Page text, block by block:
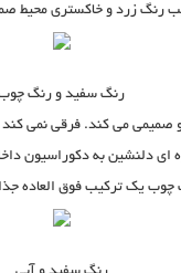
رنگ زرد و خاکستری محیط
رنگ سفید و رنگ
می کند. فرقی نمی کند
ای دلنشین به دکوراسیون
چوب یک ترکیب فوق العاده